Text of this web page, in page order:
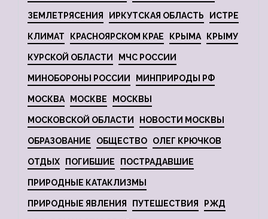
ЗЕМЛЕТРЯСЕНИЯ ИРКУТСКАЯ ОБЛАСТЬ ИСТРЕ
КЛИМАТ КРАСНОЯРСКОМ КРАЕ КРЫМА КРЫМУ
КУРСКОЙ ОБЛАСТИ МЧС РОССИИ
МИНОБОРОНЫ РОССИИ МИНПРИРОДЫ РФ
МОСКВА МОСКВЕ МОСКВЫ
МОСКОВСКОЙ ОБЛАСТИ НОВОСТИ МОСКВЫ
ОБРАЗОВАНИЕ ОБЩЕСТВО ОЛЕГ КРЮЧКОВ
ОТДЫХ ПОГИБШИЕ ПОСТРАДАВШИЕ
ПРИРОДНЫЕ КАТАКЛИЗМЫ
ПРИРОДНЫЕ ЯВЛЕНИЯ ПУТЕШЕСТВИЯ РЖД